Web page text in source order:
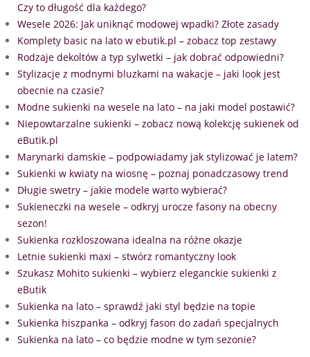
Czy to długość dla każdego?
Wesele 2026: Jak uniknąć modowej wpadki? Złote zasady
Komplety basic na lato w ebutik.pl – zobacz top zestawy
Rodzaje dekoltów a typ sylwetki – jak dobrać odpowiedni?
Stylizacje z modnymi bluzkami na wakacje – jaki look jest
obecnie na czasie?
Modne sukienki na wesele na lato – na jaki model postawić?
Niepowtarzalne sukienki – zobacz nową kolekcję sukienek od
eButik.pl
Marynarki damskie – podpowiadamy jak stylizować je latem?
Sukienki w kwiaty na wiosnę – poznaj ponadczasowy trend
Długie swetry – jakie modele warto wybierać?
Sukieneczki na wesele – odkryj urocze fasony na obecny
sezon!
Sukienka rozkloszowana idealna na różne okazje
Letnie sukienki maxi – stwórz romantyczny look
Szukasz Mohito sukienki – wybierz eleganckie sukienki z
eButik
Sukienka na lato – sprawdź jaki styl będzie na topie
Sukienka hiszpanka – odkryj fason do zadań specjalnych
Sukienka na lato – co będzie modne w tym sezonie?